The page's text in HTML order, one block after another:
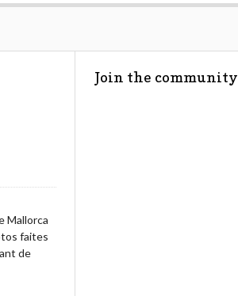
Mallorca
faites
de
Join the community